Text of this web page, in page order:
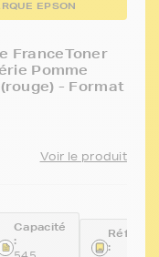
EPSON
FranceToner
Pomme
- Format
Voir le produit
Capacité
:
: